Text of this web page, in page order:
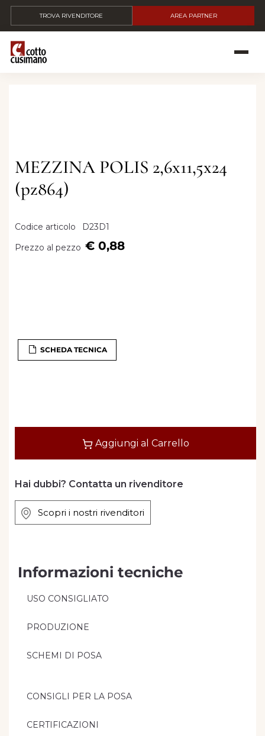
TROVA RIVENDITORE AREA PARTNER
MEZZINA POLIS 2,6x11,5x24
(pz864)
Codice articolo
D23D1
Prezzo al pezzo € 0,88
SCHEDA TECNICA
Aggiungi al Carrello
Hai dubbi? Contatta un rivenditore
Scopri i nostri rivenditori
Informazioni tecniche
USO CONSIGLIATO
PRODUZIONE
SCHEMI DI POSA
CONSIGLI PER LA POSA
CERTIFICAZIONI